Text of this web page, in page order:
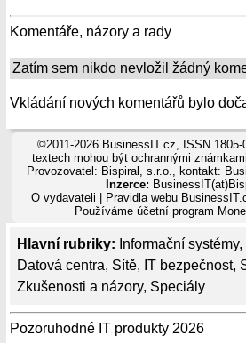
Hlavní rubriky: Informační systémy,
Datová centra, Sítě, IT bezpečnost,
Zkušenosti a názory, Speciály
Pozoruhodné IT produkty 2026
Komentáře, názory a rady
Zatím sem nikdo nevložil žádný
Vkládání nových komentářů bylo
©2011-2026 BusinessIT.cz, ISSN
textech mohou být ochrannými
Provozovatel: Bispiral, s.r.o., kontakt:
Inzerce:
O vydavateli
Pravidla webu
Používáme účetní program